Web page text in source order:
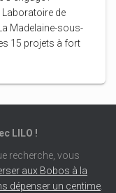
de
Madelaine-sous-
15 projets à fort
LILO !
recherche, vous
aux Bobos à la
dépenser un centime.